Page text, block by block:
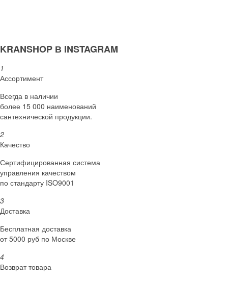
KRANSHOP В INSTAGRAM
1
Ассортимент
Всегда в наличии
более 15 000 наименований
сантехнической продукции.
2
Качество
Сертифициро­ванная система
управления качеством
по стандарту ISO9001
3
Доставка
Бесплатная доставка
от 5000 руб по Москве
4
Возврат товара